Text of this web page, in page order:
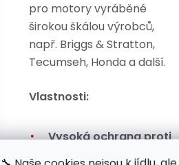
pro motory vyráběné
širokou škálou výrobců,
např. Briggs & Stratton,
Tecumseh, Honda a další.
Vlastnosti:
Vysoká ochrana proti
opotřebení a korozi